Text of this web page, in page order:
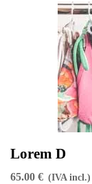
Lorem D
65.00 € (IVA incl.)